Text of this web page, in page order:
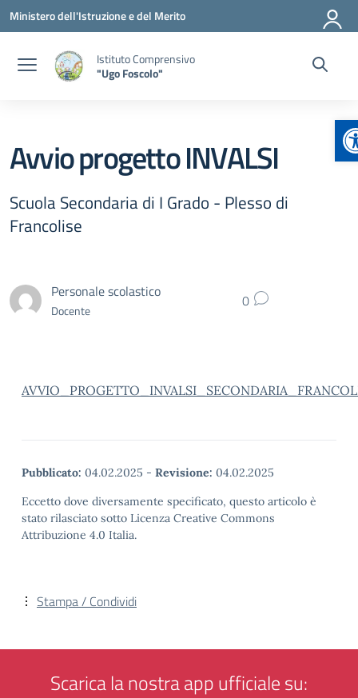
Vai ai contenuti
Vai al menu di navigazione
Vai al footer
Ministero dell'Istruzione e del Merito
Istituto Comprensivo
"Ugo Foscolo"
Avvio progetto INVALSI
Scuola Secondaria di I Grado - Plesso di
Francolise
Personale scolastico
Docente 0
Pubblicato: 04.02.2025 - Revisione: 04.02.2025
Eccetto dove diversamente specificato, questo articolo è
stato rilasciato sotto Licenza Creative Commons
Attribuzione 4.0 Italia.
Stampa / Condividi
Scarica la nostra app ufficiale su: